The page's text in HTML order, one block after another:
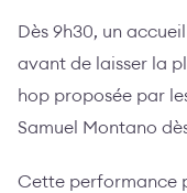
Dès 9h30, un
avant de laisser la
hop proposée par
Samuel Montano
Cette performance